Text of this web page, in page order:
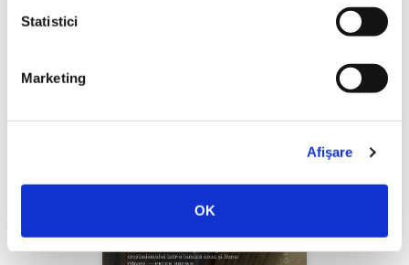
Statistici
Marketing
Afişare
OK
***,Biblia după textul ebraic. 1 şi 2 Samuel